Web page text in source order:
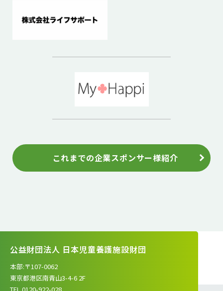
これまでの企業スポンサー様紹介
公益財団法人 日本児童養護施設財団
本部:〒107-0062
東京都港区南青山3-4-6 2F